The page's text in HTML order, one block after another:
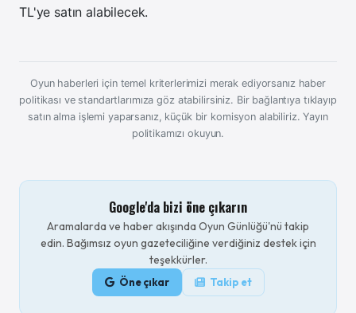
TL'ye satın alabilecek.
Oyun haberleri için temel kriterlerimizi merak ediyorsanız haber
politikası ve standartlarımıza göz atabilirsiniz. Bir bağlantıya tıklayıp
satın alma işlemi yaparsanız, küçük bir komisyon alabiliriz.Yayın
politikamızı okuyun.
Google'da bizi öne çıkarın
Aramalarda ve haber akışında Oyun Günlüğü'nü takip
edin. Bağımsız oyun gazeteciliğine verdiğiniz destek için
teşekkürler.
Öne çıkar Takip et